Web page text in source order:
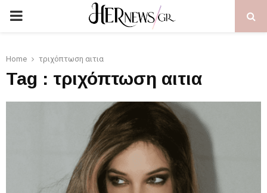
PRIMARY
Home τριχόπτωση αιτια
Tag : τριχόπτωση αιτια